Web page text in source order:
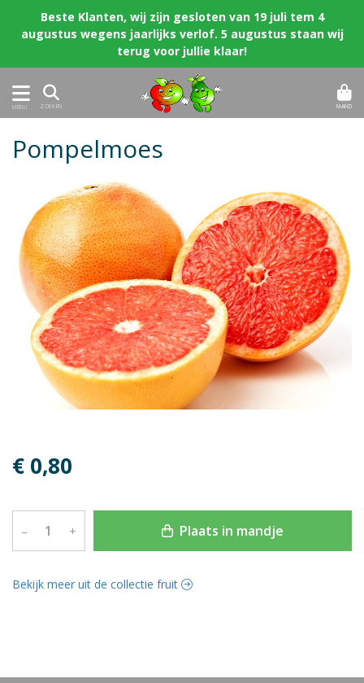
Beste Klanten, wij zijn gesloten van 19 juli tem 4
augustus wegens jaarlijks verlof. 5 augustus staan wij
terug voor jullie klaar!
MENU ZOEKEN MAND
Pompelmoes
€ 0,80
– + Plaats in mandje
Bekijk meer uit de collectie fruit